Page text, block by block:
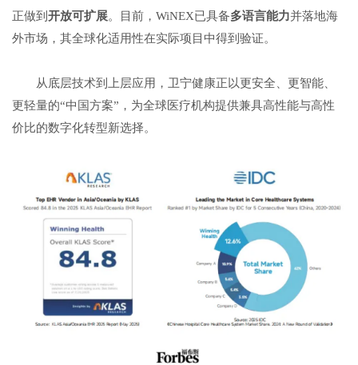
正做到 开放可扩展。目前，WiNEX已具备多语言能力并落地海
外市场，其全球化适用性在实际项目中得到验证。
从底层技术到上层应用，卫宁健康正以更安全、更智能、
更轻量的“中国方案”，为全球医疗机构提供兼具高性能与高性
价比的数字化转型新选择。